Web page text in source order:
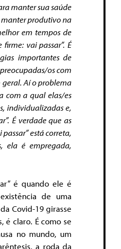
manter sua saúde
manter produtivo na
em tempos de
vai passar”. É
importantes de
os com
geral. Aí o problema
com a qual elas/es
individualizadas e,
É verdade que as
está correta,
ela é empregada,
é quando ele é
de uma
Covid-19 girasse
é claro. É como se
no mundo, um
a roda da